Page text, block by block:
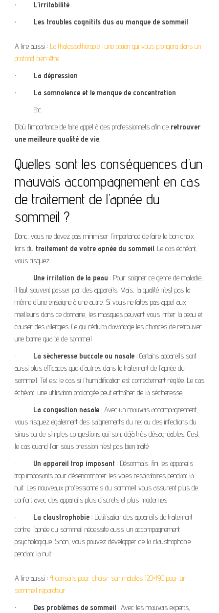
· L’irritabilité
· Les troubles cognitifs dus au manque de sommeil
A lire aussi : La thalassothérapie : une option qui vous plongera dans un
profond bien-être
· La dépression
· La somnolence et le manque de concentration
· Etc.
D’où l’importance de faire appel à des professionnels afin de retrouver
une meilleure qualité de vie.
Quelles sont les conséquences d’un
mauvais accompagnement en cas
de traitement de l’apnée du
sommeil ?
Donc, vous ne devez pas minimiser l’importance de faire le bon choix
lors du traitement de votre apnée du sommeil. Le cas échéant,
vous risquez :
· Une irritation de la peau : Pour soigner ce genre de maladie,
il faut souvent passer par des appareils. Mais, la qualité n’est pas la
même d’une enseigne à une autre. Si vous ne faites pas appel aux
meilleurs dans ce domaine, les masques peuvent vous irriter la peau et
causer des allergies. Ce qui réduira davantage les chances de retrouver
une bonne qualité de sommeil
·
La sècheresse buccale ou nasale : Certains appareils sont
aussi plus efficaces que d’autres dans le traitement de l’apnée du
sommeil. Tel est le cas si l’humidification est correctement réglée. Le cas
échéant, une utilisation prolongée peut entraîner de la sècheresse
· La congestion nasale : Avec un mauvais accompagnement,
vous risquez également des saignements du net ou des infections du
sinus ou de simples congestions qui sont déjà très désagréables. C’est
le cas quand l’air sous pression n’est pas bien traité
·
Un appareil trop imposant : Désormais, fini les appareils
trop imposants pour désencombrer les voies respiratoires pendant la
nuit. Les nouveaux professionnels du sommeil vous assurent plus de
confort avec des appareils plus discrets et plus modernes
·
La claustrophobie : L’utilisation des appareils de traitement
contre l’apnée du sommeil nécessite aussi un accompagnement
psychologique. Sinon, vous pouvez développer de la claustrophobie
pendant la nuit
A lire aussi : 4 conseils pour choisir son matelas 120×190 pour un
sommeil réparateur
· Des problèmes de sommeil : Avec les mauvais experts,